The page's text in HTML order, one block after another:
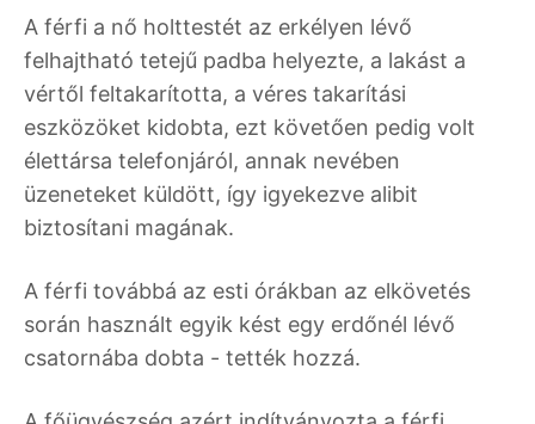
A férfi a nő holttestét az erkélyen lévő
felhajtható tetejű padba helyezte, a lakást a
vértől feltakarította, a véres takarítási
eszközöket kidobta, ezt követően pedig volt
élettársa telefonjáról, annak nevében
üzeneteket küldött, így igyekezve alibit
biztosítani magának.
A férfi továbbá az esti órákban az elkövetés
során használt egyik kést egy erdőnél lévő
csatornába dobta - tették hozzá.